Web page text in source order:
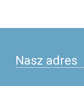
postach
Nasz adres